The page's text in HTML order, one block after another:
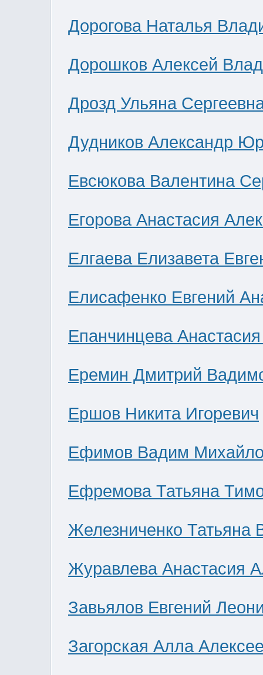
Дорогова Наталья
Дорошков Алексей
Дрозд Ульяна
Дудников Александр
Евсюкова Валентина
Егорова Анастасия
Елгаева Елизавета
Елисафенко Евгений
Епанчинцева
Еремин Дмитрий
Ершов Никита Игоревич
Ефимов Вадим
Ефремова Татьяна
Железниченко Татьяна
Журавлева Анастасия
Завьялов Евгений
Загорская Алла